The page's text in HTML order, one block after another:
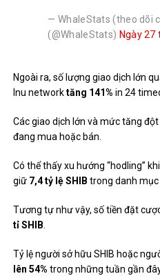
— WhaleStats (theo dõi
(@WhaleStats) Ngày
Ngoài ra, số lượng giao dịch lớn
Inu networktăng 141% in 24
Các giao dịch lớn và mức tăng
đang mua hoặc bán.
Có thể thấy xu hướng “hodling”
giữ 7,4 tỷ lệ SHIB trong danh
Tương tự như vậy, số tiền đặt
tỉ SHIB.
Tỷ lệ người sở hữu SHIB hoặc
lên 54% trong những tuần gần